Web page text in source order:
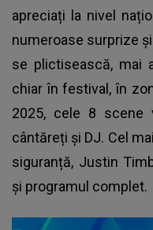
apreciați la nivel
numeroase surprize
se plictisească, mai
chiar în festival, în
2025, cele 8
cântăreți și DJ. Cel
siguranță, Justin
și programul complet.